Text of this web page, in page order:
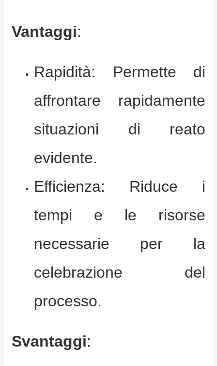
Vantaggi:
Rapidità: Permette di
affrontare rapidamente
situazioni di reato
evidente.
Efficienza: Riduce i
tempi e le risorse
necessarie per la
celebrazione del
processo.
Svantaggi: